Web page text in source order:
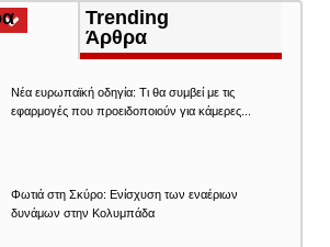
(ενεργή
καρτέλα)
Trending
Άρθρα
Νέα ευρωπαϊκή οδηγία: Τι θα συμβεί με τις
εφαρμογές που προειδοποιούν για κάμερες...
Φωτιά στη Σκύρο: Ενίσχυση των εναέριων
δυνάμων στην Κολυμπάδα